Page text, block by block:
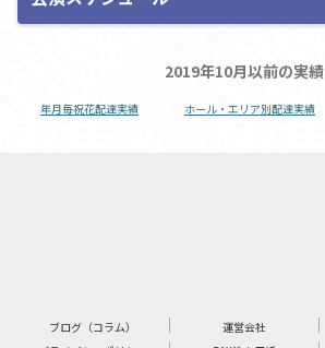
2019年10月以前の実績
年月毎祝花配達実績 ホール・エリア別配達実績
ブログ（コラム） 運営会社